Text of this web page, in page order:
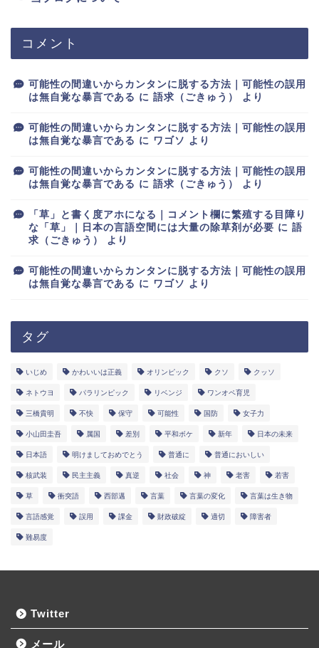
コメント
可能性の間違いからカンタンに脱する方法｜可能性の誤用
は無自覚な暴言である に 語求（ごきゅう） より
可能性の間違いからカンタンに脱する方法｜可能性の誤用
は無自覚な暴言である に ワゴソ より
可能性の間違いからカンタンに脱する方法｜可能性の誤用
は無自覚な暴言である に 語求（ごきゅう） より
「草」と書く度アホになる｜コメント欄に繁殖する目障り
な「草」｜日本の言語空間には大量の除草剤が必要 に 語
求（ごきゅう）
より
可能性の間違いからカンタンに脱する方法｜可能性の誤用
は無自覚な暴言である に ワゴソ より
タグ
いじめ かわいいは正義 オリンピック クソ クッソ
ネトウヨ パラリンピック リベンジ ワンオペ育児
三橋貴明 不快 保守 可能性 国防 女子力
小山田圭吾 属国 差別 平和ボケ 新年 日本の未来
日本語 明けましておめでとう 普通に 普通においしい
核武装 民主主義 真逆 社会 神 老害 若害
草 衝突語 西部邁 言葉 言葉の変化 言葉は生き物
言語感覚 誤用 課金 財政破綻 適切 障害者
難易度
Twitter
メール